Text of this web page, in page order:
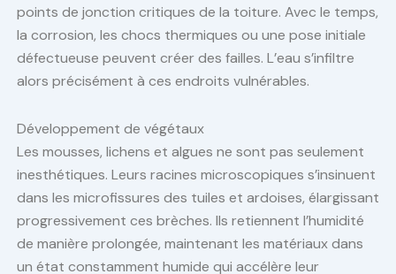
points de jonction critiques de la toiture. Avec le temps,
la corrosion, les chocs thermiques ou une pose initiale
défectueuse peuvent créer des failles. L’eau s’infiltre
alors précisément à ces endroits vulnérables.
Développement de végétaux
Les mousses, lichens et algues ne sont pas seulement
inesthétiques. Leurs racines microscopiques s’insinuent
dans les microfissures des tuiles et ardoises, élargissant
progressivement ces brèches. Ils retiennent l’humidité
de manière prolongée, maintenant les matériaux dans
un état constamment humide qui accélère leur